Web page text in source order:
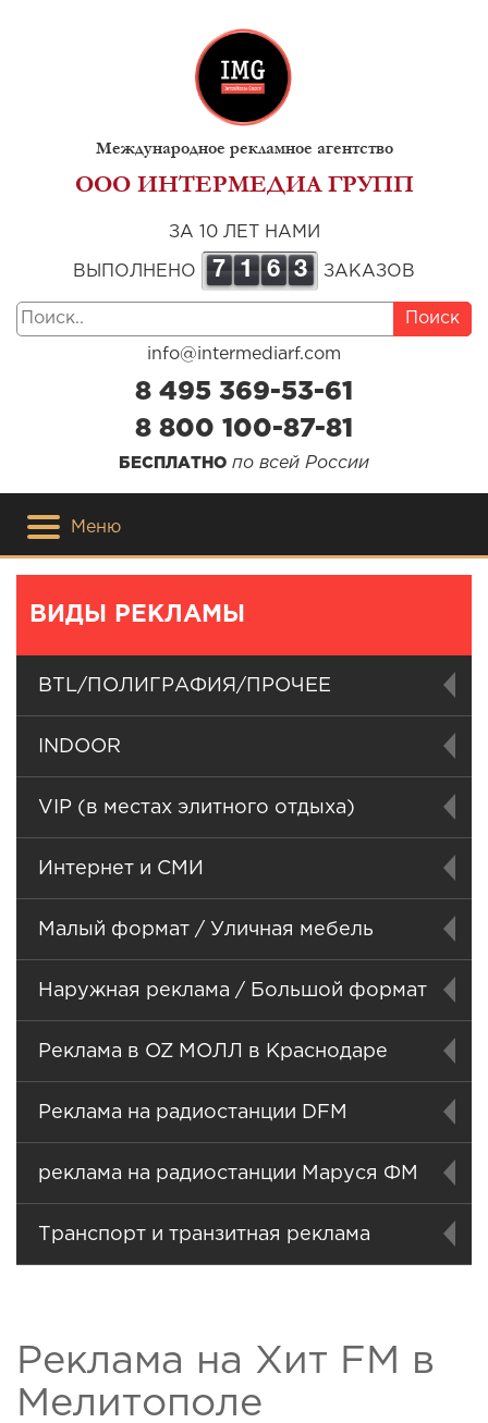
Международное рекламное агентство
ООО ИНТЕРМЕДИА ГРУПП
ЗА 10 ЛЕТ НАМИ
ВЫПОЛНЕНО 7 1 6 3 ЗАКАЗОВ
Поиск
info@intermediarf.com
8 495 369-53-61
8 800 100-87-81
БЕСПЛАТНО по всей России
Меню
ВИДЫ РЕКЛАМЫ
BTL/ПОЛИГРАФИЯ/ПРОЧЕЕ
INDOOR
VIP (в местах элитного отдыха)
Интернет и СМИ
Малый формат / Уличная мебель
Наружная реклама / Большой формат
Реклама в OZ МОЛЛ в Краснодаре
Реклама на радиостанции DFM
реклама на радиостанции Маруся ФМ
Транспорт и транзитная реклама
Реклама на Хит FM в
Мелитополе